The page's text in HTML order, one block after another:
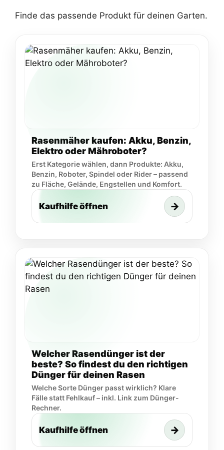
Finde das passende Produkt für deinen Garten.
Rasenmäher kaufen: Akku, Benzin,
Elektro oder Mähroboter?
Erst Kategorie wählen, dann Produkte: Akku,
Benzin, Roboter, Spindel oder Rider – passend
zu Fläche, Gelände, Engstellen und Komfort.
Kaufhilfe öffnen →
Welcher Rasendünger ist der
beste? So findest du den richtigen
Dünger für deinen Rasen
Welche Sorte Dünger passt wirklich? Klare
Fälle statt Fehlkauf – inkl. Link zum Dünger-
Rechner.
Kaufhilfe öffnen →